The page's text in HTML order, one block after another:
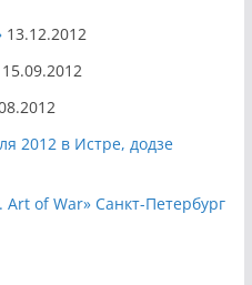
13.12.2012
15.09.2012
2012 в Истре, додзе
of War» Санкт-Петербург